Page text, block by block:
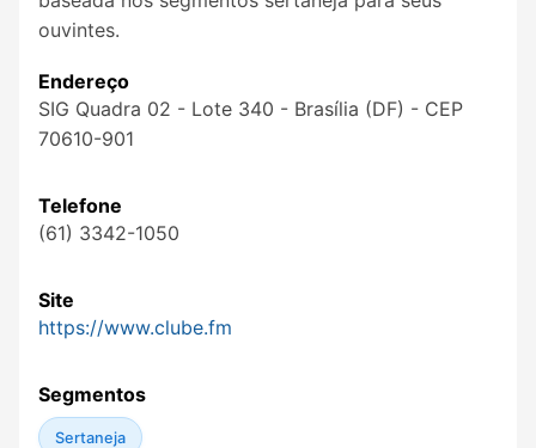
ouvintes.
Endereço
SIG Quadra 02 - Lote 340 - Brasília (DF) - CEP
70610-901
Telefone
(61) 3342-1050
Site
https://www.clube.fm
Segmentos
Sertaneja